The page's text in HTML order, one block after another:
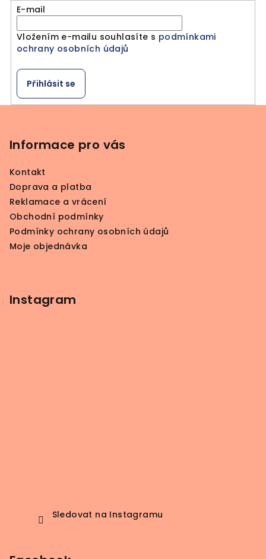
E-mail
Vložením e-mailu souhlasíte s podmínkami
ochrany osobních údajů
Přihlásit se
Informace pro vás
Kontakt
Doprava a platba
Reklamace a vrácení
Obchodní podmínky
Podmínky ochrany osobních údajů
Moje objednávka
Instagram
Sledovat na Instagramu